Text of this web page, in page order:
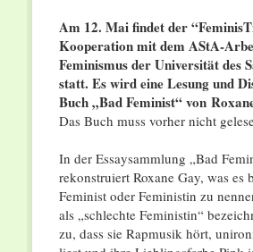
Am 12. Mai findet der
Kooperation mit dem AStA-
Feminismus der Universität des
statt. Es wird eine Lesung und
Buch „Bad Feminist“ von
Das Buch muss vorher nicht
In der Essaysammlung „Bad
rekonstruiert Roxane Gay, was es
Feminist oder Feministin zu
als „schlechte Feministin“
zu, dass sie Rapmusik hört,